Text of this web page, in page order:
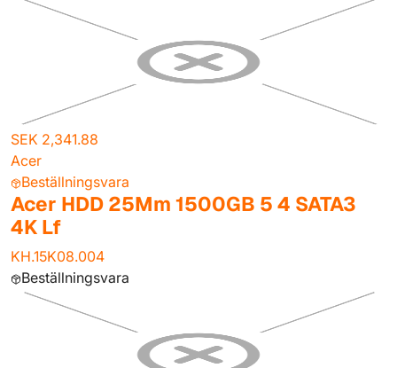
SEK 2,341.88
Acer
Beställningsvara
Acer HDD 25Mm 1500GB 5 4 SATA3
4K Lf
KH.15K08.004
Beställningsvara